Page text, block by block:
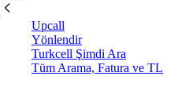
Upcall
Yönlendir
Turkcell Şimdi Ara
Tüm Arama, Fatura ve TL